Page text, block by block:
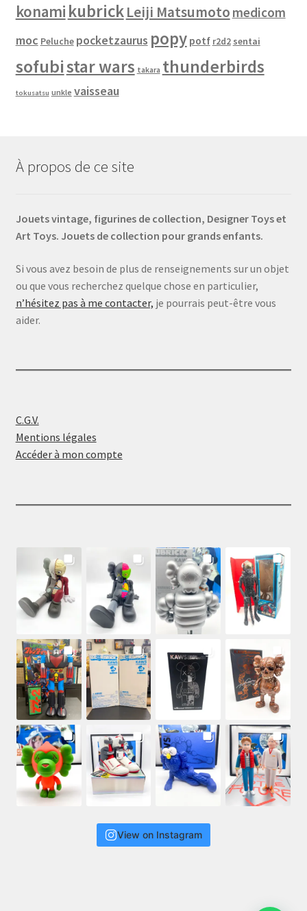
konami kubrickLeiji Matsumoto medicom
moc Peluche pocketzaurus popy potf r2d2 sentai
sofubistar wars takara thunderbirds
tokusatsu unkle vaisseau
À propos de ce site
Jouets vintage, figurines de collection, Designer Toys et
Art Toys. Jouets de collection pour grands enfants.
Si vous avez besoin de plus de renseignements sur un objet
ou que vous recherchez quelque chose en particulier,
n’hésitez pas à me contacter, je pourrais peut-être vous
aider.
C.G.V.
Mentions légales
Accéder à mon compte
View on Instagram